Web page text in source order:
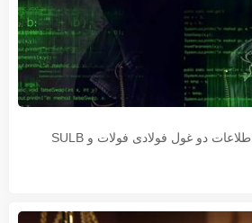
نفوذ سایبری به سِروِر اطلاعات دو غول فولادی فولات و SULB